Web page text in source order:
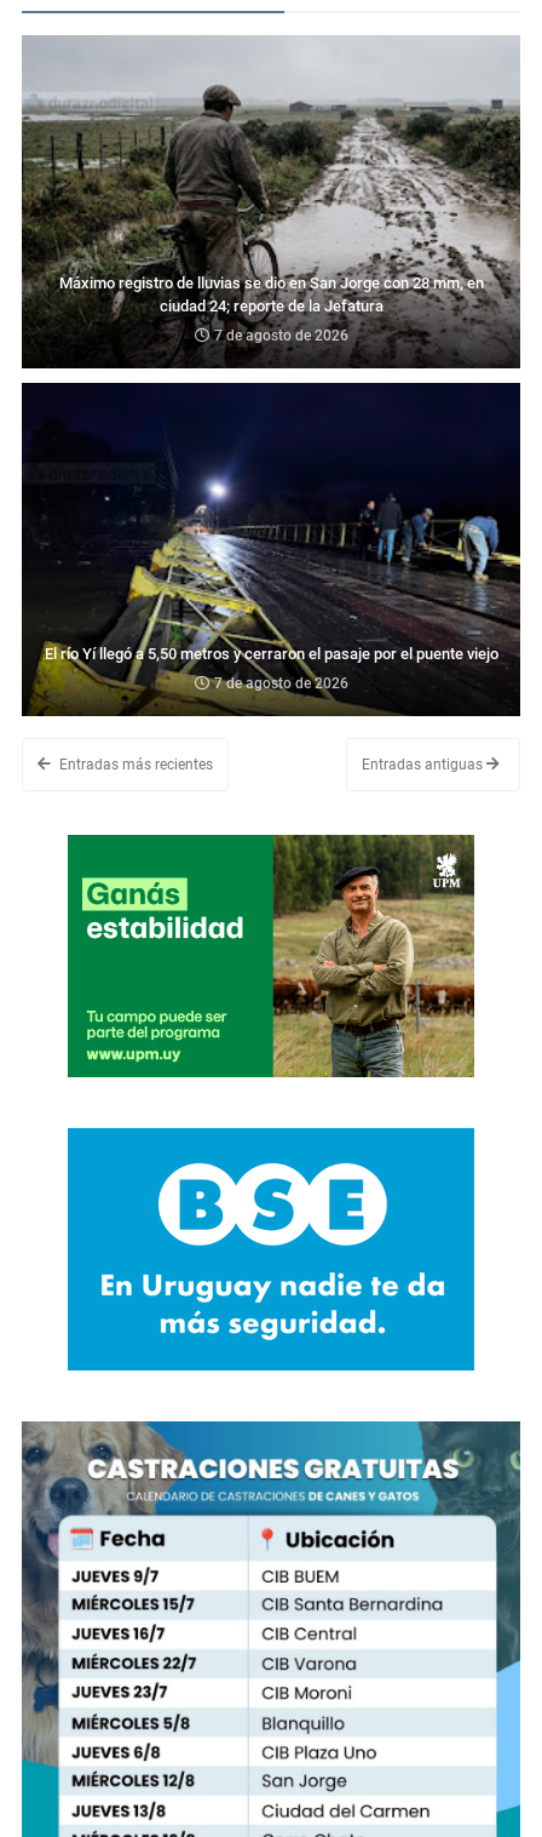
Máximo registro de lluvias se dio en San Jorge con 28 mm, en
ciudad 24; reporte de la Jefatura
7 de agosto de 2026
El río Yí llegó a 5,50 metros y cerraron el pasaje por el puente viejo
7 de agosto de 2026
Entradas más recientes Entradas antiguas